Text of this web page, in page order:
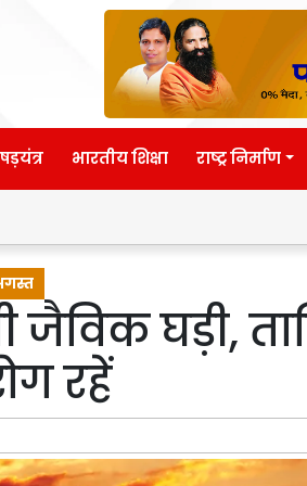
भारतीय शिक्षा राष्ट्र निर्माण
घड़ी,
रहें